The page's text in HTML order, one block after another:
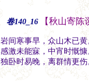
卷140_16 【秋山寄陈
岩间寒事早，众山木已
感激未能寐，中宵时慨
独卧时易晚，离群情更